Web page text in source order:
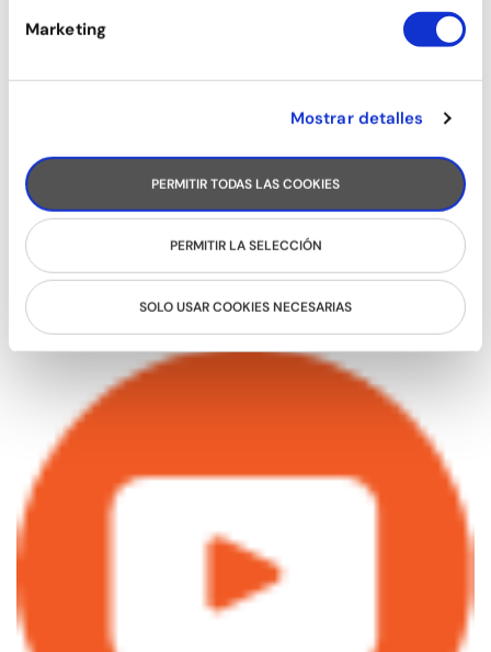
Marketing
Mostrar detalles
PERMITIR TODAS LAS COOKIES
PERMITIR LA SELECCIÓN
SOLO USAR COOKIES NECESARIAS